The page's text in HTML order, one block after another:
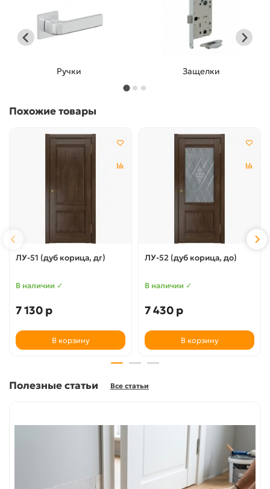
Ручки Защелки
Похожие товары
ЛУ-51 (дуб корица, дг)
В наличии ✓
7 130 р
В корзину
ЛУ-52 (дуб корица, до)
В наличии ✓
7 430 р
В корзину
Полезные статьи Все статьи